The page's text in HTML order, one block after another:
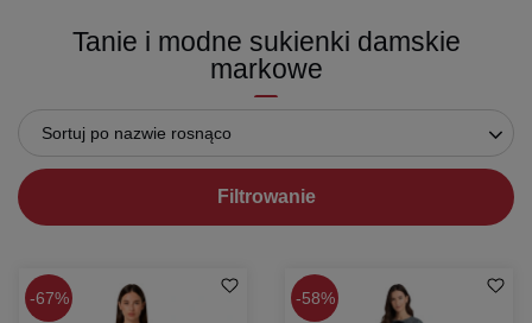
Tanie i modne sukienki damskie
markowe
Sortuj po nazwie rosnąco
Filtrowanie
67% 58%